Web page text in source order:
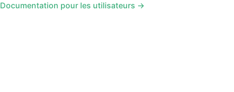
Documentation pour les utilisateurs →